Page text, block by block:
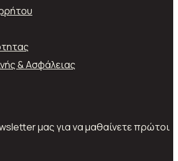
& Ασφάλειας
μας για να μαθαίνετε πρώτοι